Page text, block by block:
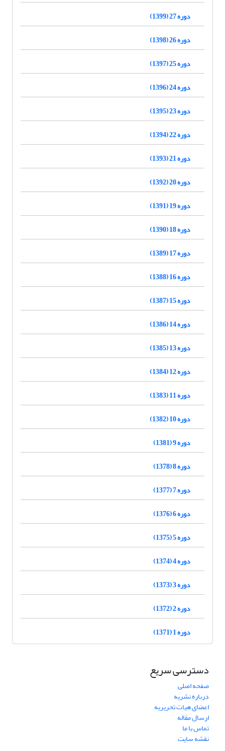
دوره 27 (1399)
دوره 26 (1398)
دوره 25 (1397)
دوره 24 (1396)
دوره 23 (1395)
دوره 22 (1394)
دوره 21 (1393)
دوره 20 (1392)
دوره 19 (1391)
دوره 18 (1390)
دوره 17 (1389)
دوره 16 (1388)
دوره 15 (1387)
دوره 14 (1386)
دوره 13 (1385)
دوره 12 (1384)
دوره 11 (1383)
دوره 10 (1382)
دوره 9 (1381)
دوره 8 (1378)
دوره 7 (1377)
دوره 6 (1376)
دوره 5 (1375)
دوره 4 (1374)
دوره 3 (1373)
دوره 2 (1372)
دوره 1 (1371)
دسترسی سریع
صفحه اصلی
درباره نشریه
اعضای هیات تحریریه
ارسال مقاله
تماس با ما
نقشه سایت